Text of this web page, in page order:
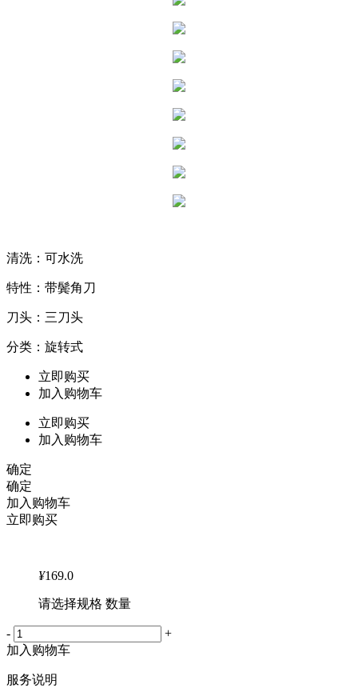
清洗：可水洗
特性：带鬓角刀
刀头：三刀头
分类：旋转式
立即购买
加入购物车
立即购买
加入购物车
确定
确定
加入购物车
立即购买
¥169.0
请选择规格 数量
-
+
加入购物车
服务说明